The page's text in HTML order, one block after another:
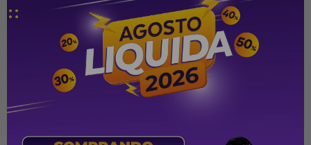
Peso: 2,62kg
Dimensiones: 91x89x30cm
Rotación máxima de 11.000rpm.
Diámetro de corte: 28cm.
Tanza de 1,8mm de espesor y 8m de largo.
Abastecimiento automático de la tanza.